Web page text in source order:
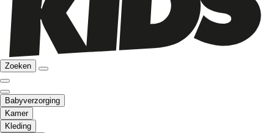
Zoeken
Babyverzorging
Kamer
Kleding